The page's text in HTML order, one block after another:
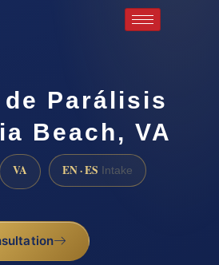
Parálisis
Beach, VA
VA EN · ES Intake